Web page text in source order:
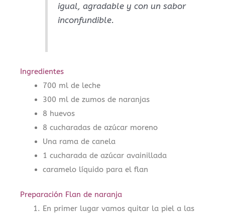
igual, agradable y con un sabor
inconfundible.
Ingredientes
700 ml de leche
300 ml de zumos de naranjas
8 huevos
8 cucharadas de azúcar moreno
Una rama de canela
1 cucharada de azúcar avainillada
caramelo líquido para el flan
Preparación Flan de naranja
En primer lugar vamos quitar la piel a las